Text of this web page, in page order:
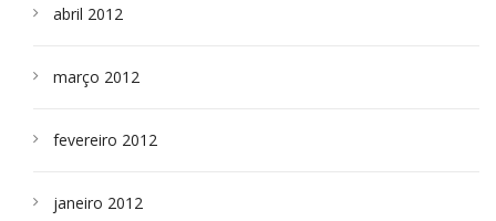
abril 2012
março 2012
fevereiro 2012
janeiro 2012